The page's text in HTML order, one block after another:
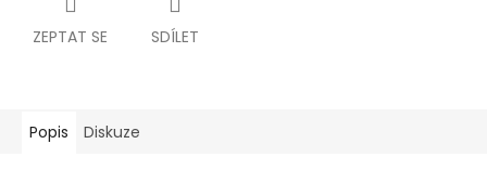
ZEPTAT SE SDÍLET
Popis Diskuze